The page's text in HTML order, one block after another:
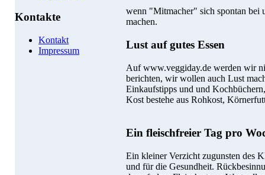
Kontakte
Kontakt
Impressum
wenn "Mitmacher" sich spontan bei
machen.
Lust auf gutes Essen
Auf www.veggiday.de werden wir
berichten, wir wollen auch Lust
Einkaufstipps und und
Kost bestehe aus Rohkost,
Ein fleischfreier Tag pro
Ein kleiner Verzicht zugunsten des
und für die Gesundheit.